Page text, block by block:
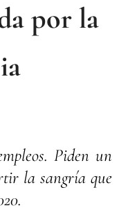
por la
Piden un
la sangría que